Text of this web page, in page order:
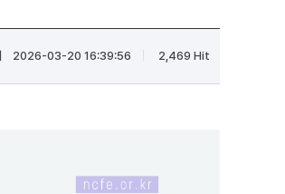
2026-03-20 16:39:56 2,469 Hit